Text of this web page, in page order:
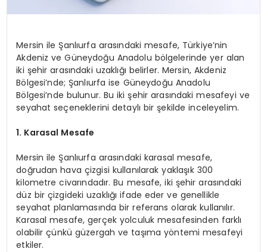
Mersin ile Şanlıurfa arasındaki mesafe, Türkiye’nin
Akdeniz ve Güneydoğu Anadolu bölgelerinde yer alan
iki şehir arasındaki uzaklığı belirler. Mersin, Akdeniz
Bölgesi’nde; Şanlıurfa ise Güneydoğu Anadolu
Bölgesi’nde bulunur. Bu iki şehir arasındaki mesafeyi ve
seyahat seçeneklerini detaylı bir şekilde inceleyelim.
1. Karasal Mesafe
Mersin ile Şanlıurfa arasındaki karasal mesafe,
doğrudan hava çizgisi kullanılarak yaklaşık 300
kilometre civarındadır. Bu mesafe, iki şehir arasındaki
düz bir çizgideki uzaklığı ifade eder ve genellikle
seyahat planlamasında bir referans olarak kullanılır.
Karasal mesafe, gerçek yolculuk mesafesinden farklı
olabilir çünkü güzergah ve taşıma yöntemi mesafeyi
etkiler.